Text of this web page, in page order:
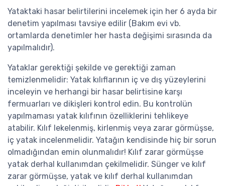
Yataktaki hasar belirtilerini incelemek için her 6 ayda bir
denetim yapılması tavsiye edilir (Bakım evi vb.
ortamlarda denetimler her hasta değişimi sırasında da
yapılmalıdır).
Yataklar gerektiği şekilde ve gerektiği zaman
temizlenmelidir: Yatak kılıflarının iç ve dış yüzeylerini
inceleyin ve herhangi bir hasar belirtisine karşı
fermuarları ve dikişleri kontrol edin. Bu kontrolün
yapılmaması yatak kılıfının özelliklerini tehlikeye
atabilir. Kılıf lekelenmiş, kirlenmiş veya zarar görmüşse,
iç yatak incelenmelidir. Yatağın kendisinde hiç bir sorun
olmadığından emin olunmalıdır! Kılıf zarar görmüşse
yatak derhal kullanımdan çekilmelidir. Sünger ve kılıf
zarar görmüşse, yatak ve kılıf derhal kullanımdan